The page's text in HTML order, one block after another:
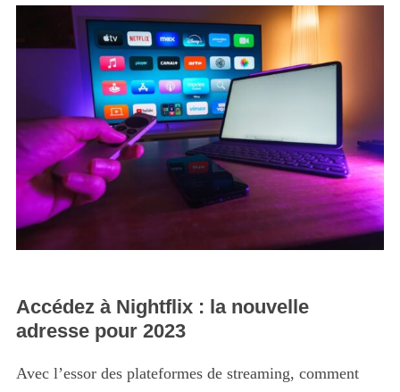
Accédez à Nightflix : la nouvelle
adresse pour 2023
Avec l’essor des plateformes de streaming, comment